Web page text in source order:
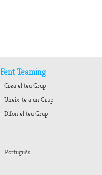
Fent Teaming
- Crea el teu Grup
- Uneix-te a un Grup
- Difon el teu Grup
Português